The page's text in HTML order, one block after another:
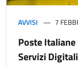
AVVISI 7
Poste
Servizi